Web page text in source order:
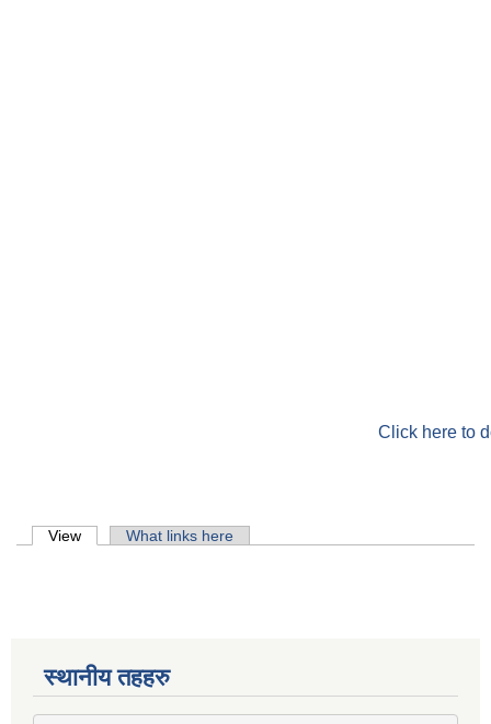
Click here to
Primary tabs
View (active tab)What links here
स्थानीय तहहरु